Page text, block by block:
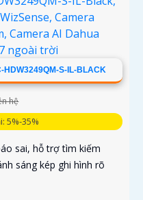
HDW3249QM-S-IL-BLACK
hệ
5%-35%
sai, hỗ trợ tìm kiếm
sáng kép ghi hình rõ